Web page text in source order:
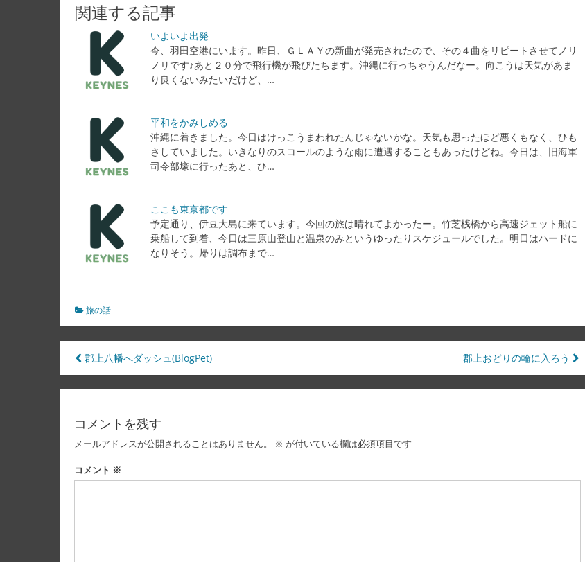
関連する記事
いよいよ出発
今、羽田空港にいます。昨日、ＧＬＡＹの新曲が発売されたので、その４曲をリピートさせてノリ
ノリです♪あと２０分で飛行機が飛びたちます。沖縄に行っちゃうんだなー。向こうは天気があま
り良くないみたいだけど、…
平和をかみしめる
沖縄に着きました。今日はけっこうまわれたんじゃないかな。天気も思ったほど悪くもなく、ひも
さしていました。いきなりのスコールのような雨に遭遇することもあったけどね。今日は、旧海軍
司令部壕に行ったあと、ひ…
ここも東京都です
予定通り、伊豆大島に来ています。今回の旅は晴れてよかったー。竹芝桟橋から高速ジェット船に
乗船して到着、今日は三原山登山と温泉のみというゆったりスケジュールでした。明日はハードに
なりそう。帰りは調布まで…
旅の話
投
稿
ビ
ゲ
ー
郡上八幡へダッシュ(BlogPet) 郡上おどりの輪に入ろう
コメントを残す
メールアドレスが公開されることはありません。 ※ が付いている欄は必須項目です
コメント ※